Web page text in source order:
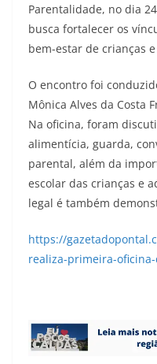
Parentalidade, no dia
busca fortalecer os
bem-estar de crianças
O encontro foi
Mônica Alves da Costa
Na oficina, foram
alimentícia, guarda,
parental, além da
escolar das crianças e
legal é também
https://
realiza-primeira-